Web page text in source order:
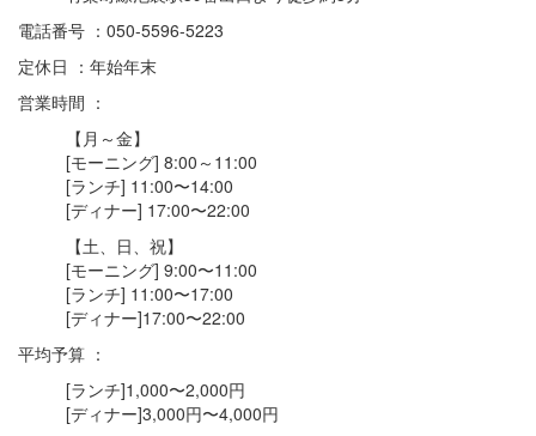
電話番号 ：050-5596-5223
定休日 ：年始年末
営業時間 ：
【月～金】
[モーニング] 8:00～11:00
[ランチ] 11:00〜14:00
[ディナー] 17:00〜22:00
【土、日、祝】
[モーニング] 9:00〜11:00
[ランチ] 11:00〜17:00
[ディナー]17:00〜22:00
平均予算 ：
[ランチ]1,000〜2,000円
[ディナー]3,000円〜4,000円